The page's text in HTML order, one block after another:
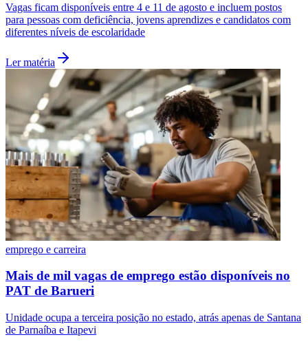
Vagas ficam disponíveis entre 4 e 11 de agosto e incluem postos
para pessoas com deficiência, jovens aprendizes e candidatos com
diferentes níveis de escolaridade
Ler matéria
emprego e carreira
Mais de mil vagas de emprego estão disponíveis no
PAT de Barueri
Unidade ocupa a terceira posição no estado, atrás apenas de Santana
de Parnaíba e Itapevi